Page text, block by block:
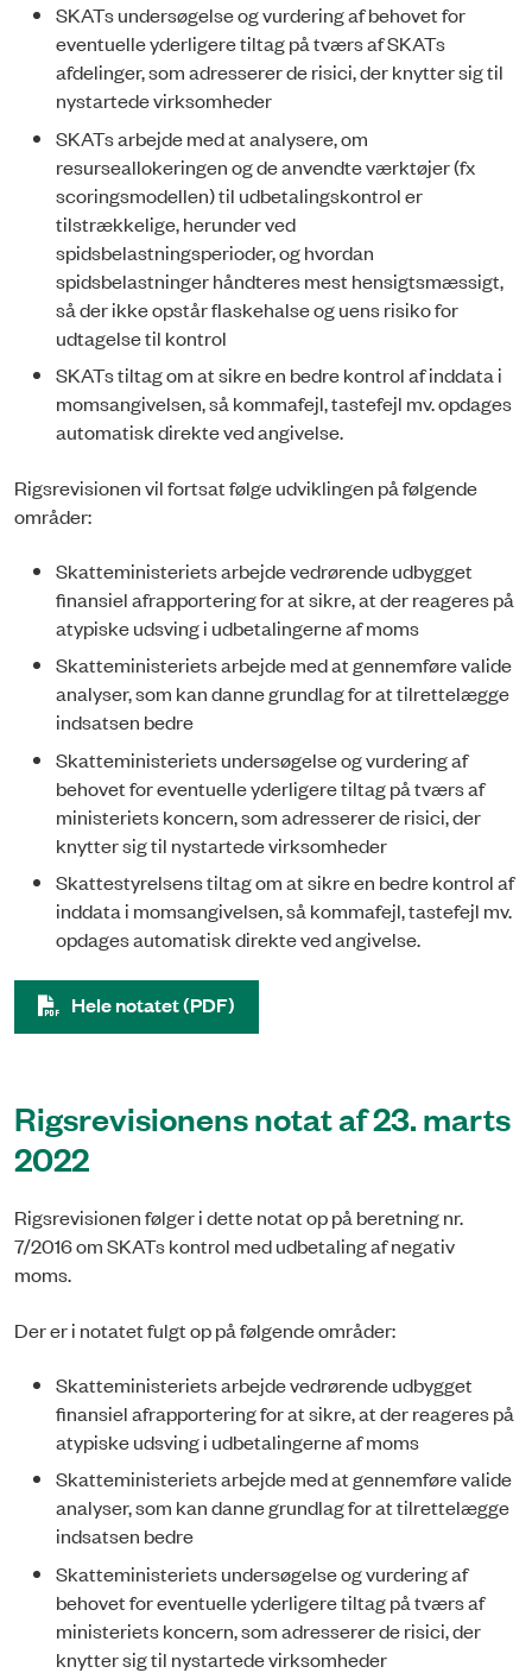
SKATs undersøgelse og vurdering af behovet for
eventuelle yderligere tiltag på tværs af SKATs
afdelinger, som adresserer de risici, der knytter sig til
nystartede virksomheder
SKATs arbejde med at analysere, om
resurseallokeringen og de anvendte værktøjer (fx
scoringsmodellen) til udbetalingskontrol er
tilstrækkelige, herunder ved
spidsbelastningsperioder, og hvordan
spidsbelastninger håndteres mest hensigtsmæssigt,
så der ikke opstår flaskehalse og uens risiko for
udtagelse til kontrol
SKATs tiltag om at sikre en bedre kontrol af inddata i
momsangivelsen, så kommafejl, tastefejl mv. opdages
automatisk direkte ved angivelse.
Rigsrevisionen vil fortsat følge udviklingen på følgende
områder:
Skatteministeriets arbejde vedrørende udbygget
finansiel afrapportering for at sikre, at der reageres på
atypiske udsving i udbetalingerne af moms
Skatteministeriets arbejde med at gennemføre valide
analyser, som kan danne grundlag for at tilrettelægge
indsatsen bedre
Skatteministeriets undersøgelse og vurdering af
behovet for eventuelle yderligere tiltag på tværs af
ministeriets koncern, som adresserer de risici, der
knytter sig til nystartede virksomheder
Skattestyrelsens tiltag om at sikre en bedre kontrol af
inddata i momsangivelsen, så kommafejl, tastefejl mv.
opdages automatisk direkte ved angivelse.
Hele notatet (PDF)
Rigsrevisionens notat af 23. marts
2022
Rigsrevisionen følger i dette notat op på beretning nr.
7/2016 om SKATs kontrol med udbetaling af negativ
moms.
Der er i notatet fulgt op på følgende områder:
Skatteministeriets arbejde vedrørende udbygget
finansiel afrapportering for at sikre, at der reageres på
atypiske udsving i udbetalingerne af moms
Skatteministeriets arbejde med at gennemføre valide
analyser, som kan danne grundlag for at tilrettelægge
indsatsen bedre
Skatteministeriets undersøgelse og vurdering af
behovet for eventuelle yderligere tiltag på tværs af
ministeriets koncern, som adresserer de risici, der
knytter sig til nystartede virksomheder